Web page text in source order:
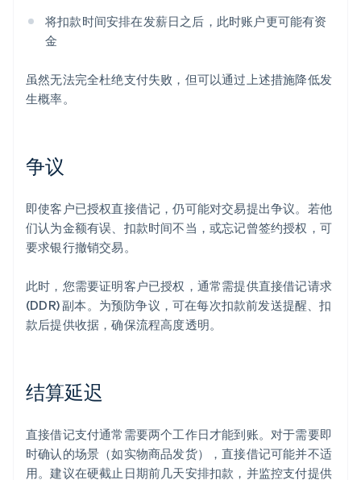
将扣款时间安排在发薪日之后，此时账户更可能有资
金
虽然无法完全杜绝支付失败，但可以通过上述措施降低发
生概率。
争议
即使客户已授权直接借记，仍可能对交易提出争议。若他
们认为金额有误、扣款时间不当，或忘记曾签约授权，可
要求银行撤销交易。
此时，您需要证明客户已授权，通常需提供直接借记请求
(DDR) 副本。为预防争议，可在每次扣款前发送提醒、扣
款后提供收据，确保流程高度透明。
结算延迟
直接借记支付通常需要两个工作日才能到账。对于需要即
时确认的场景（如实物商品发货），直接借记可能并不适
用。建议在硬截止日期前几天安排扣款，并监控支付提供